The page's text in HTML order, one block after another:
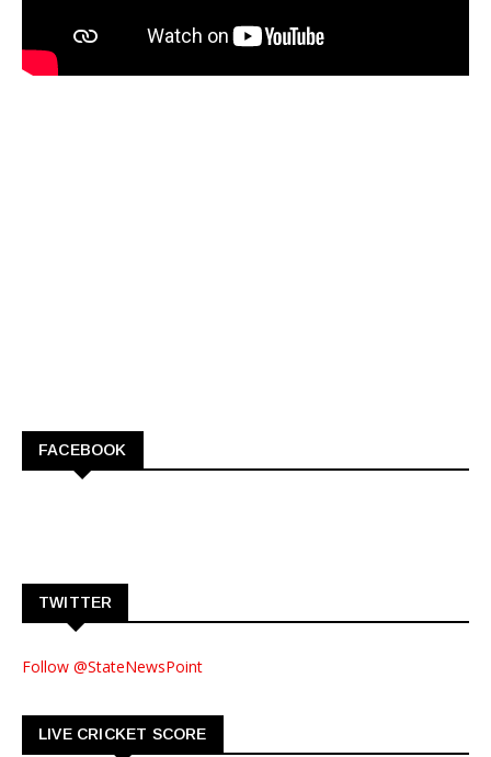
FACEBOOK
TWITTER
Follow @StateNewsPoint
LIVE CRICKET SCORE